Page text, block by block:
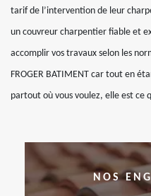
tarif de l’intervention de leur
un couvreur charpentier fiable et
accomplir vos travaux selon les
FROGER BATIMENT car tout en
partout où vous voulez, elle est ce
NOS